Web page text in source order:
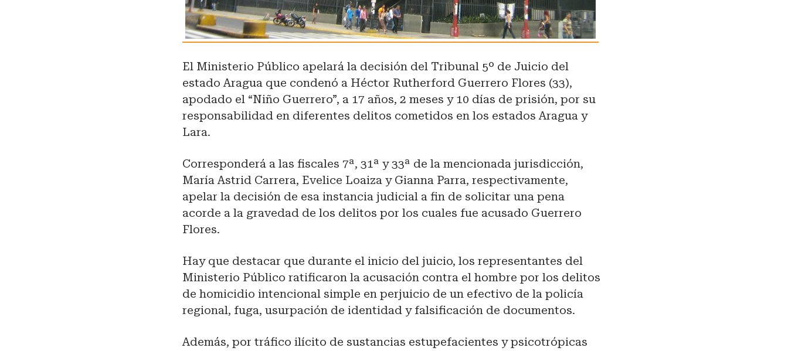
El Ministerio Público apelará la decisión del Tribunal 5º de Juicio del
estado Aragua que condenó a Héctor Rutherford Guerrero Flores (33),
apodado el “Niño Guerrero”, a 17 años, 2 meses y 10 días de prisión, por su
responsabilidad en diferentes delitos cometidos en los estados Aragua y
Lara.
Corresponderá a las fiscales 7ª, 31ª y 33ª de la mencionada jurisdicción,
María Astrid Carrera, Evelice Loaiza y Gianna Parra, respectivamente,
apelar la decisión de esa instancia judicial a fin de solicitar una pena
acorde a la gravedad de los delitos por los cuales fue acusado Guerrero
Flores.
Hay que destacar que durante el inicio del juicio, los representantes del
Ministerio Público ratificaron la acusación contra el hombre por los delitos
de homicidio intencional simple en perjuicio de un efectivo de la policía
regional, fuga, usurpación de identidad y falsificación de documentos.
Además, por tráfico ilícito de sustancias estupefacientes y psicotrópicas